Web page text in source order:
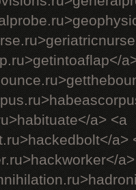
a> <a
a>